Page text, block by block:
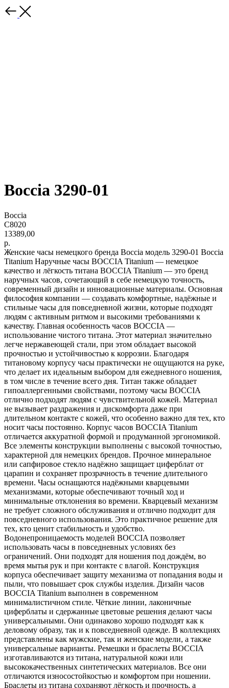
Boccia 3290-01
Boccia
C8020
13389,00
р.
Женские часы немецкого бренда Boccia модель 3290-01 Boccia
Titanium Наручные часы BOCCIA Titanium — немецкое
качество и лёгкость титана BOCCIA Titanium — это бренд
наручных часов, сочетающий в себе немецкую точность,
современный дизайн и инновационные материалы. Основная
философия компании — создавать комфортные, надёжные и
стильные часы для повседневной жизни, которые подходят
людям с активным ритмом и высокими требованиями к
качеству. Главная особенность часов BOCCIA —
использование чистого титана. Этот материал значительно
легче нержавеющей стали, при этом обладает высокой
прочностью и устойчивостью к коррозии. Благодаря
титановому корпусу часы практически не ощущаются на руке,
что делает их идеальным выбором для ежедневного ношения,
в том числе в течение всего дня. Титан также обладает
гипоаллергенными свойствами, поэтому часы BOCCIA
отлично подходят людям с чувствительной кожей. Материал
не вызывает раздражения и дискомфорта даже при
длительном контакте с кожей, что особенно важно для тех, кто
носит часы постоянно. Корпус часов BOCCIA Titanium
отличается аккуратной формой и продуманной эргономикой.
Все элементы конструкции выполнены с высокой точностью,
характерной для немецких брендов. Прочное минеральное
или сапфировое стекло надёжно защищает циферблат от
царапин и сохраняет прозрачность в течение длительного
времени. Часы оснащаются надёжными кварцевыми
механизмами, которые обеспечивают точный ход и
минимальные отклонения во времени. Кварцевый механизм
не требует сложного обслуживания и отлично подходит для
повседневного использования. Это практичное решение для
тех, кто ценит стабильность и удобство.
Водонепроницаемость моделей BOCCIA позволяет
использовать часы в повседневных условиях без
ограничений. Они подходят для ношения под дождём, во
время мытья рук и при контакте с влагой. Конструкция
корпуса обеспечивает защиту механизма от попадания воды и
пыли, что повышает срок службы изделия. Дизайн часов
BOCCIA Titanium выполнен в современном
минималистичном стиле. Чёткие линии, лаконичные
циферблаты и сдержанные цветовые решения делают часы
универсальными. Они одинаково хорошо подходят как к
деловому образу, так и к повседневной одежде. В коллекциях
представлены как мужские, так и женские модели, а также
универсальные варианты. Ремешки и браслеты BOCCIA
изготавливаются из титана, натуральной кожи или
высококачественных синтетических материалов. Все они
отличаются износостойкостью и комфортом при ношении.
Браслеты из титана сохраняют лёгкость и прочность, а